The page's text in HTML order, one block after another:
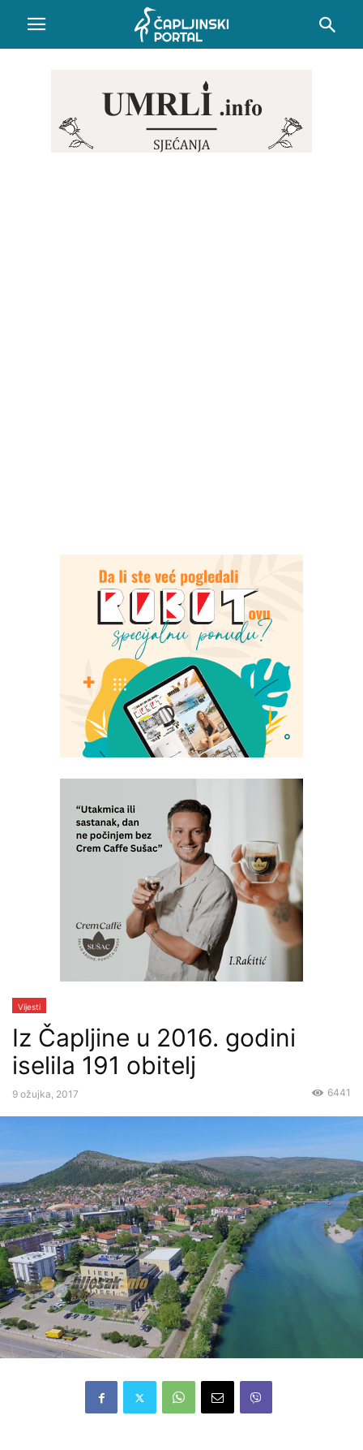
Vijesti
Iz Čapljine u 2016. godini
iselila 191 obitelj
9 ožujka, 2017 6441